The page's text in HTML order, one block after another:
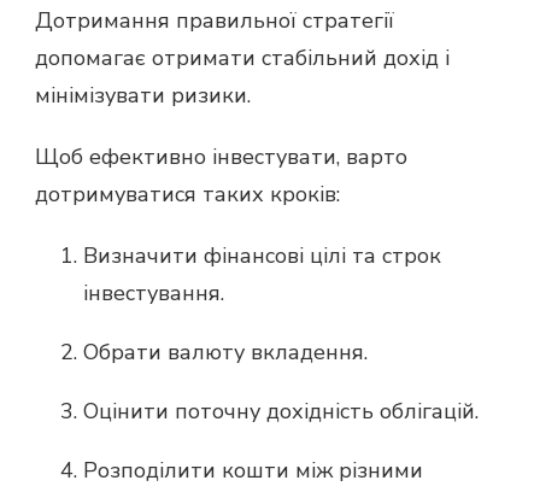
Дотримання правильної стратегії
допомагає отримати стабільний дохід і
мінімізувати ризики.
Щоб ефективно інвестувати, варто
дотримуватися таких кроків:
Визначити фінансові цілі та строк
інвестування.
Обрати валюту вкладення.
Оцінити поточну дохідність облігацій.
Розподілити кошти між різними